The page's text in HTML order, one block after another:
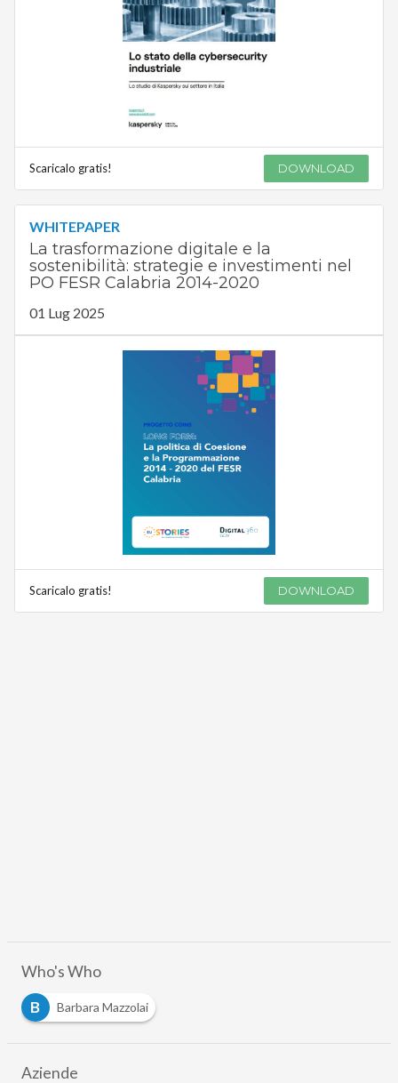
Scaricalo gratis! DOWNLOAD
WHITEPAPER
La trasformazione digitale e la
sostenibilità: strategie e investimenti nel
PO FESR Calabria 2014-2020
01 Lug 2025
Scaricalo gratis! DOWNLOAD
Who's Who
B
Barbara Mazzolai
Aziende